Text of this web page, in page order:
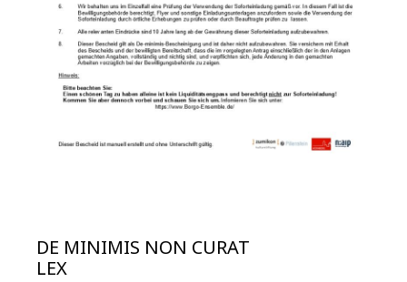
DE MINIMIS NON CURAT
LEX